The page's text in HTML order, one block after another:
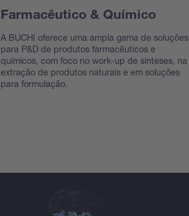
Farmacêutico & Químico
A BUCHI oferece uma ampla gama de soluções
para P&D de produtos farmacêuticos e
químicos, com foco no work-up de sínteses, na
extração de produtos naturais e em soluções
para formulação.